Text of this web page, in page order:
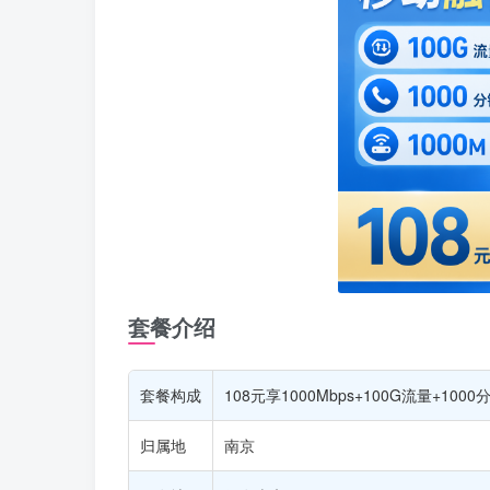
套餐介绍
套餐构成 108元享1000Mbps+100G流量+1000
归属地 南京